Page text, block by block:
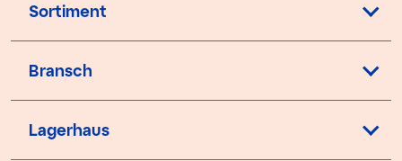
Sortiment
Bransch
Lagerhaus